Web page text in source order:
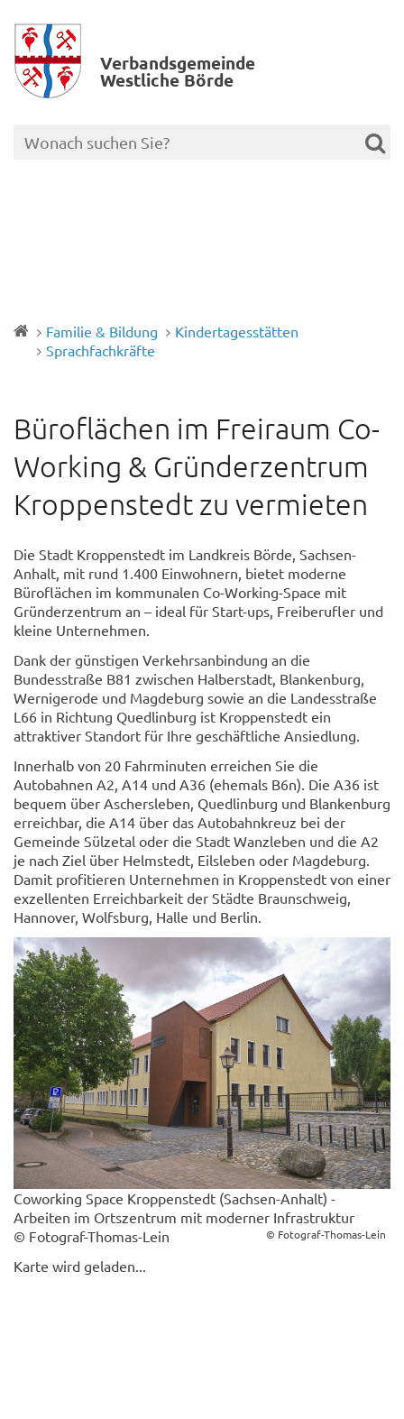
Verbands­gemeinde
Westliche Börde
Familie & Bildung
Kindertagesstätten
Sprachfachkräfte
Büroflächen im Freiraum Co-
Working & Gründerzentrum
Kroppenstedt zu vermieten
Die Stadt Kroppenstedt im Landkreis Börde, Sachsen-
Anhalt, mit rund 1.400 Einwohnern, bietet moderne
Büroflächen im kommunalen Co-Working-Space mit
Gründerzentrum an – ideal für Start-ups, Freiberufler und
kleine Unternehmen.
Dank der günstigen Verkehrsanbindung an die
Bundesstraße B81 zwischen Halberstadt, Blankenburg,
Wernigerode und Magdeburg sowie an die Landesstraße
L66 in Richtung Quedlinburg ist Kroppenstedt ein
attraktiver Standort für Ihre geschäftliche Ansiedlung.
Innerhalb von 20 Fahrminuten erreichen Sie die
Autobahnen A2, A14 und A36 (ehemals B6n). Die A36 ist
bequem über Aschersleben, Quedlinburg und Blankenburg
erreichbar, die A14 über das Autobahnkreuz bei der
Gemeinde Sülzetal oder die Stadt Wanzleben und die A2
je nach Ziel über Helmstedt, Eilsleben oder Magdeburg.
Damit profitieren Unternehmen in Kroppenstedt von einer
exzellenten Erreichbarkeit der Städte Braunschweig,
Hannover, Wolfsburg, Halle und Berlin.
© Fotograf-Thomas-Lein
Coworking Space Kroppenstedt (Sachsen-Anhalt) -
Arbeiten im Ortszentrum mit moderner Infrastruktur
© Fotograf-Thomas-Lein
Karte wird geladen...